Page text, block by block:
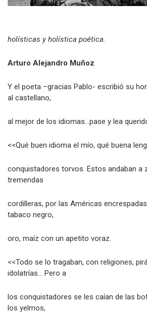
holísticas y holística poética.
Arturo Alejandro Muñoz
Y el poeta –gracias Pablo- escribió su
al castellano,
al mejor de los idiomas…pase y lea
<<Qué buen idioma el mío, qué buena
conquistadores torvos. Estos andaban a
tremendas
cordilleras, por las Américas
tabaco negro,
oro, maíz con un apetito voraz.
<<Todo se lo tragaban, con religiones,
idolatrías… Pero a
los conquistadores se les caían de las
los yelmos,